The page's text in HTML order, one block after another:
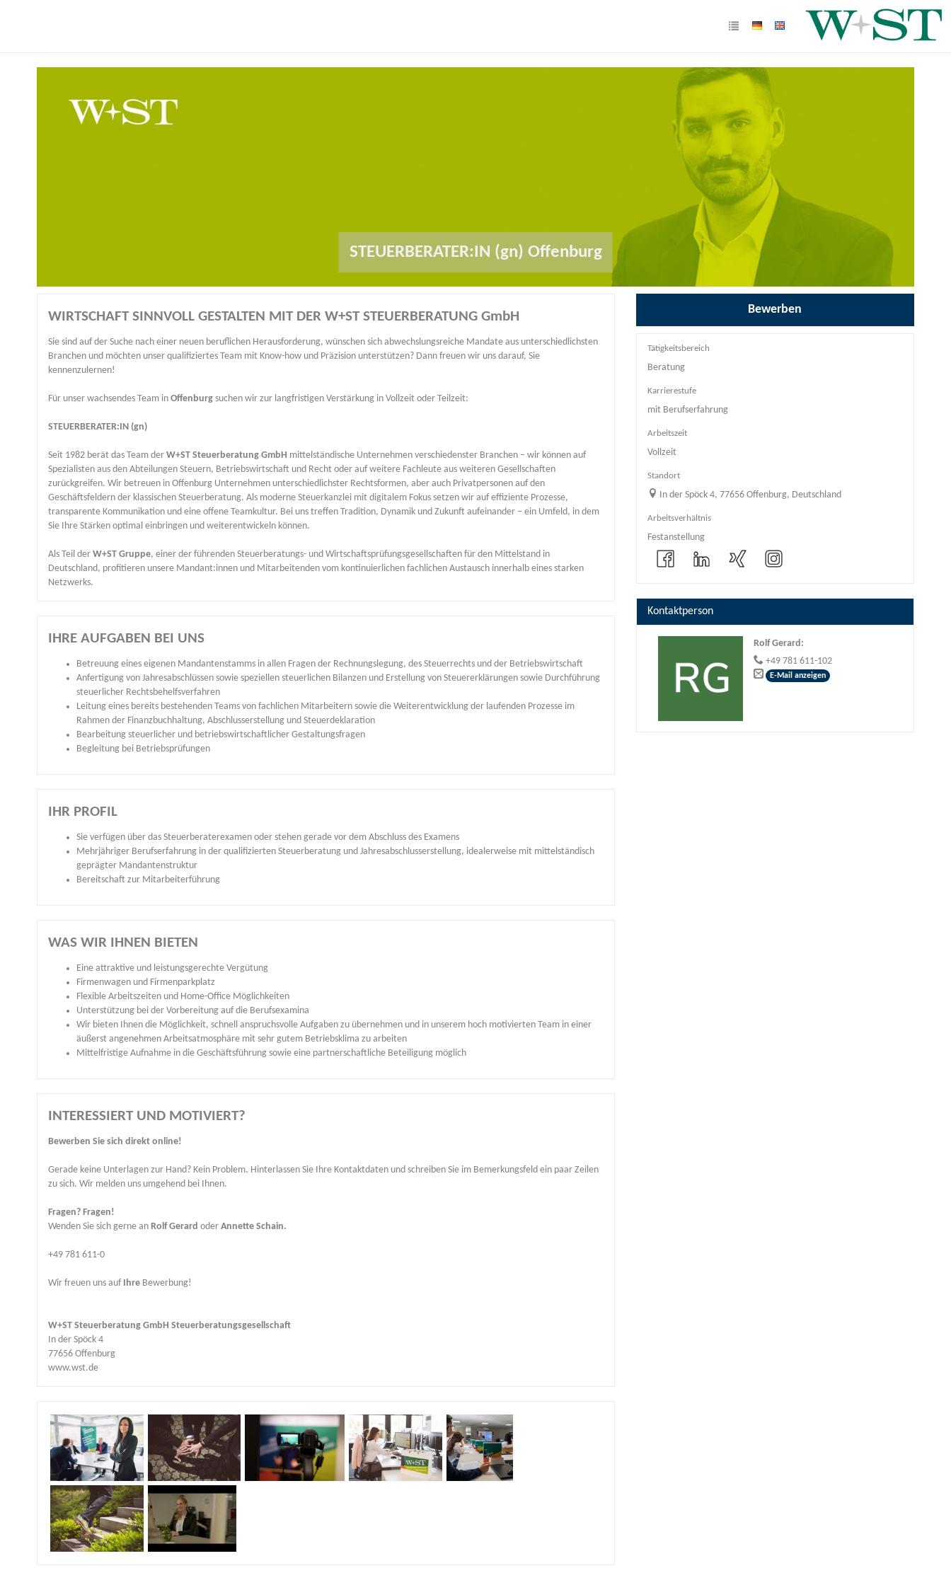
STEUERBERATER:IN (gn) Offenburg
WIRTSCHAFT SINNVOLL GESTALTEN MIT DER W+ST STEUERBERATUNG GmbH
Sie sind auf der Suche nach einer neuen beruflichen Herausforderung, wünschen sich abwechslungsreiche Mandate aus unterschiedlichsten
Branchen und möchten unser qualifiziertes Team mit Know-how und Präzision unterstützen? Dann freuen wir uns darauf, Sie
kennenzulernen!
Für unser wachsendes Team in Offenburg suchen wir zur langfristigen Verstärkung in Vollzeit oder Teilzeit:
STEUERBERATER:IN (gn)
Seit 1982 berät das Team der W+ST Steuerberatung GmbH mittelständische Unternehmen verschiedenster Branchen – wir können auf
Spezialisten aus den Abteilungen Steuern, Betriebswirtschaft und Recht oder auf weitere Fachleute aus weiteren Gesellschaften
zurückgreifen. Wir betreuen in Offenburg Unternehmen unterschiedlichster Rechtsformen, aber auch Privatpersonen auf den
Geschäftsfeldern der klassischen Steuerberatung. Als moderne Steuerkanzlei mit digitalem Fokus setzen wir auf effiziente Prozesse,
transparente Kommunikation und eine offene Teamkultur. Bei uns treffen Tradition, Dynamik und Zukunft aufeinander – ein Umfeld, in dem
Sie Ihre Stärken optimal einbringen und weiterentwickeln können.
Als Teil der W+ST Gruppe, einer der führenden Steuerberatungs- und Wirtschaftsprüfungsgesellschaften für den Mittelstand in
Deutschland, profitieren unsere Mandant:innen und Mitarbeitenden vom kontinuierlichen fachlichen Austausch innerhalb eines starken
Netzwerks.
IHRE AUFGABEN BEI UNS
Betreuung eines eigenen Mandantenstamms in allen Fragen der Rechnungslegung, des Steuerrechts und der Betriebswirtschaft
Anfertigung von Jahresabschlüssen sowie speziellen steuerlichen Bilanzen und Erstellung von Steuererklärungen sowie Durchführung
steuerlicher Rechtsbehelfsverfahren
Leitung eines bereits bestehenden Teams von fachlichen Mitarbeitern sowie die Weiterentwicklung der laufenden Prozesse im
Rahmen der Finanzbuchhaltung, Abschlusserstellung und Steuerdeklaration
Bearbeitung steuerlicher und betriebswirtschaftlicher Gestaltungsfragen
Begleitung bei Betriebsprüfungen
IHR PROFIL
Sie verfügen über das Steuerberaterexamen oder stehen gerade vor dem Abschluss des Examens
Mehrjähriger Berufserfahrung in der qualifizierten Steuerberatung und Jahresabschlusserstellung, idealerweise mit mittelständisch
geprägter Mandantenstruktur
Bereitschaft zur Mitarbeiterführung
WAS WIR IHNEN BIETEN
Eine attraktive und leistungsgerechte Vergütung
Firmenwagen und Firmenparkplatz
Flexible Arbeitszeiten und Home-Office Möglichkeiten
Unterstützung bei der Vorbereitung auf die Berufsexamina
Wir bieten Ihnen die Möglichkeit, schnell anspruchsvolle Aufgaben zu übernehmen und in unserem hoch motivierten Team in einer
äußerst angenehmen Arbeitsatmosphäre mit sehr gutem Betriebsklima zu arbeiten
Mittelfristige Aufnahme in die Geschäftsführung sowie eine partnerschaftliche Beteiligung möglich
INTERESSIERT UND MOTIVIERT?
Bewerben Sie sich direkt online!
Gerade keine Unterlagen zur Hand? Kein Problem. Hinterlassen Sie Ihre Kontaktdaten und schreiben Sie im Bemerkungsfeld ein paar Zeilen
zu sich. Wir melden uns umgehend bei Ihnen.
Fragen? Fragen!
Wenden Sie sich gerne an Rolf Gerard oder Annette Schain.
+49 781 611-0
Wir freuen uns auf Ihre Bewerbung!
W+ST Steuerberatung GmbH Steuerberatungsgesellschaft
In der Spöck 4
77656 Offenburg
www.wst.de
Bewerben
Tätigkeitsbereich
Beratung
Karrierestufe
mit Berufserfahrung
Arbeitszeit
Vollzeit
Standort
In der Spöck 4, 77656 Offenburg, Deutschland
Arbeitsverhältnis
Festanstellung
Kontaktperson
Rolf Gerard:
+49 781 611-102
E-Mail anzeigen